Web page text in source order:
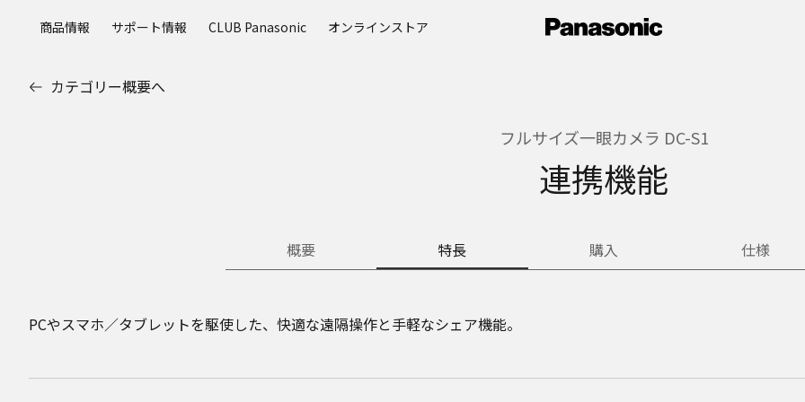
商品情報 サポート情報 CLUB Panasonic オンラインストア
カテゴリー概要へ
フルサイズ一眼カメラ DC-S1
連携機能
概要 特長 購入 仕様
PCやスマホ／タブレットを駆使した、快適な遠隔操作と手軽なシェア機能。